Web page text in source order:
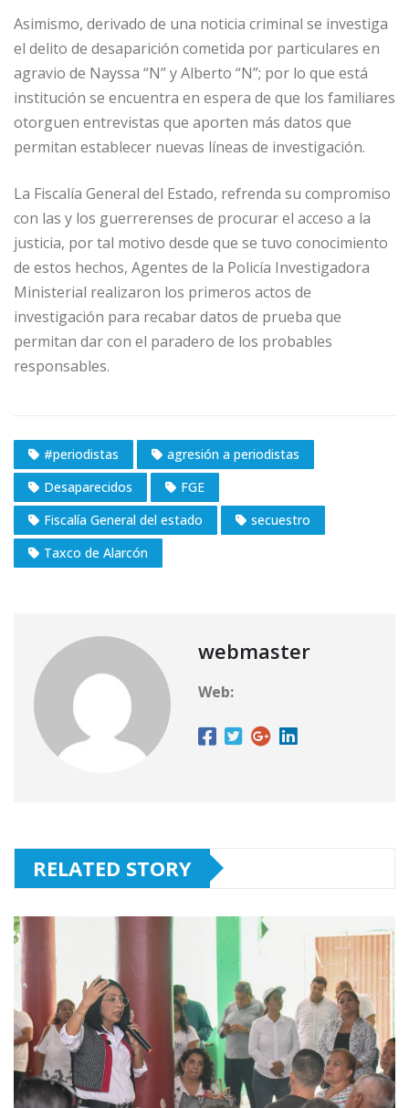
Asimismo, derivado de una noticia criminal se investiga
el delito de desaparición cometida por particulares en
agravio de Nayssa “N” y Alberto “N”; por lo que está
institución se encuentra en espera de que los familiares
otorguen entrevistas que aporten más datos que
permitan establecer nuevas líneas de investigación.
La Fiscalía General del Estado, refrenda su compromiso
con las y los guerrerenses de procurar el acceso a la
justicia, por tal motivo desde que se tuvo conocimiento
de estos hechos, Agentes de la Policía Investigadora
Ministerial realizaron los primeros actos de
investigación para recabar datos de prueba que
permitan dar con el paradero de los probables
responsables.
#periodistas
agresión a periodistas
Desaparecidos
FGE
Fiscalía General del estado
secuestro
Taxco de Alarcón
webmaster
Web:
RELATED STORY